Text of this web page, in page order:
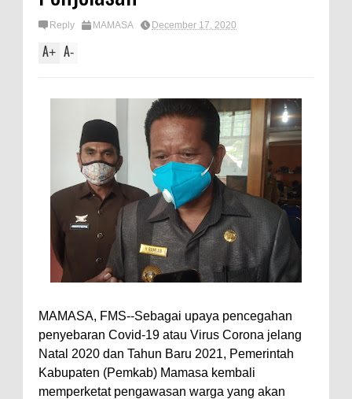
Reply MAMASA December 17, 2020
A+ A-
MAMASA, FMS--Sebagai upaya pencegahan
penyebaran Covid-19 atau Virus Corona jelang
Natal 2020 dan Tahun Baru 2021, Pemerintah
Kabupaten (Pemkab) Mamasa kembali
memperketat pengawasan warga yang akan